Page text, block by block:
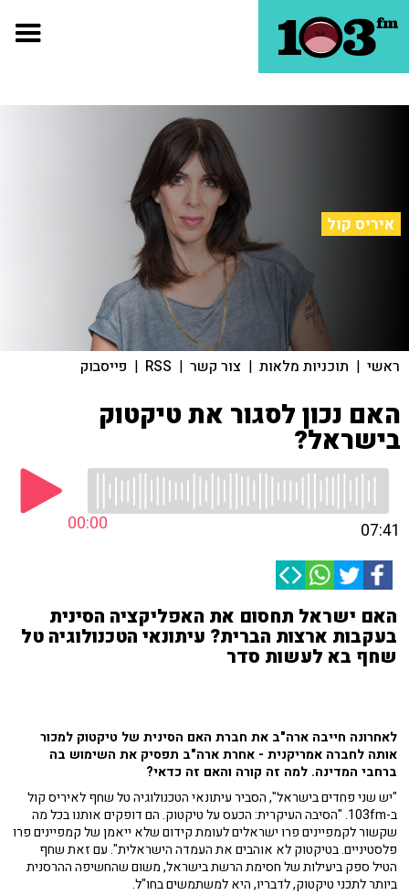
איריס קול
ראשי | תוכניות מלאות | צור קשר |
RSS
| פייסבוק
האם נכון לסגור את טיקטוק
בישראל?
00:00 07:41
האם ישראל תחסום את האפליקציה הסינית
בעקבות ארצות הברית? עיתונאי הטכנולוגיה טל
שחף בא לעשות סדר
לאחרונה חייבה ארה"ב את חברת האם הסינית של טיקטוק למכור
אותה לחברה אמריקנית - אחרת ארה"ב תפסיק את השימוש בה
ברחבי המדינה. למה זה קורה והאם זה כדאי?
"יש שני פחדים בישראל", הסביר עיתונאי הטכנולוגיה טל שחף לאיריס קול
ב-103fm. "הסיבה העיקרית: הכעס על טיקטוק. הם דופקים אותנו בכל מה
שקשור לקמפיינים פרו ישראלים לעומת קידום שלא ייאמן של קמפיינים פרו
פלסטיניים. בטיקטוק לא אוהבים את העמדה הישראלית". עם זאת שחף
הטיל ספק ביעילות של חסימת הרשת בישראל, משום שהחשיפה ההרסנית
ביותר לתכני טיקטוק, לדבריו, היא למשתמשים בחו"ל.